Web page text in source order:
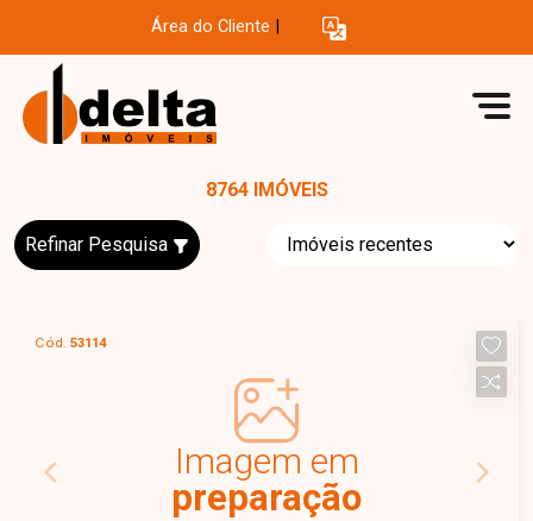
Área do Cliente
8764 IMÓVEIS
Refinar Pesquisa
Cód. 53114
Imagem em
preparação